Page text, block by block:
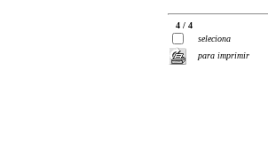
4 / 4
seleciona
para imprimir